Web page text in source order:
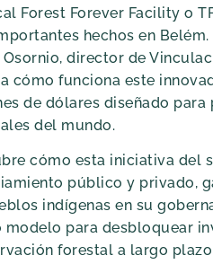
Forest Forever Facility o
hechos en
Osornio, director de
cómo funciona este
de dólares diseñado
del mundo.
cómo esta iniciativa del
público y privado,
indígenas en su
modelo para desbloquear
forestal a largo